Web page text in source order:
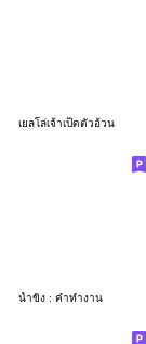
เยลโล่เจ้าเป็ดตัวอ้วน
น้ำขิง : คำทำงาน